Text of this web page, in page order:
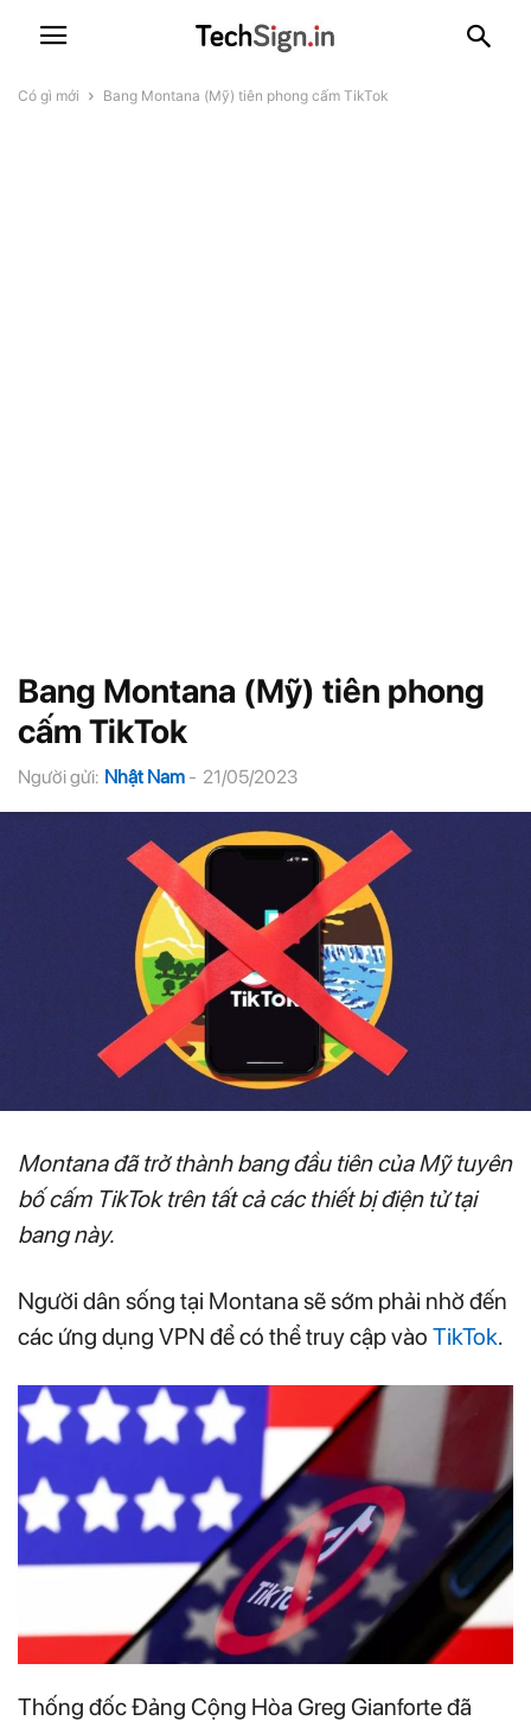
Có gì mới Bang Montana (Mỹ) tiên phong cấm TikTok
Bang Montana (Mỹ) tiên phong
cấm TikTok
Người gửi: Nhật Nam - 21/05/2023
Montana đã trở thành bang đầu tiên của Mỹ tuyên
bố cấm TikTok trên tất cả các thiết bị điện tử tại
bang này.
Người dân sống tại Montana sẽ sớm phải nhờ đến
các ứng dụng VPN để có thể truy cập vào TikTok.
Thống đốc Đảng Cộng Hòa Greg Gianforte đã